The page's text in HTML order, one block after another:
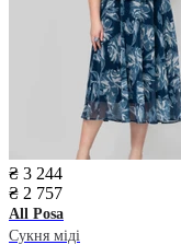
₴ 3 244
₴ 2 757
All Posa
Сукня міді